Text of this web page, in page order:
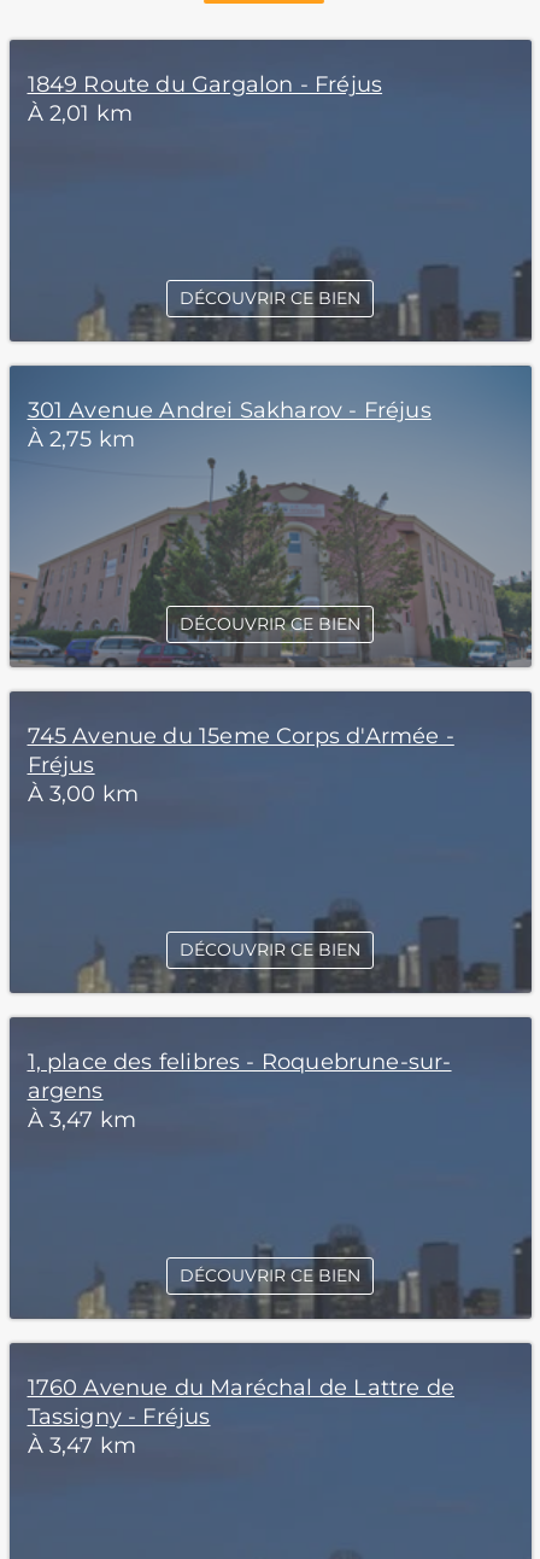
1849 Route du Gargalon - Fréjus
À 2,01 km
DÉCOUVRIR CE BIEN
301 Avenue Andrei Sakharov - Fréjus
À 2,75 km
DÉCOUVRIR CE BIEN
745 Avenue du 15eme Corps d'Armée -
Fréjus
À 3,00 km
DÉCOUVRIR CE BIEN
1, place des felibres - Roquebrune-sur-
argens
À 3,47 km
DÉCOUVRIR CE BIEN
1760 Avenue du Maréchal de Lattre de
Tassigny - Fréjus
À 3,47 km